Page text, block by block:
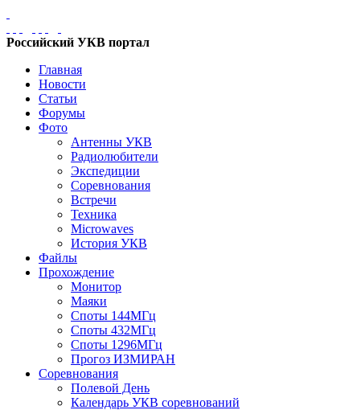
Российский УКВ портал
Главная
Новости
Статьи
Форумы
Фото
Антенны УКВ
Радиолюбители
Экспедиции
Соревнования
Встречи
Техника
Microwaves
История УКВ
Файлы
Прохождение
Монитор
Маяки
Споты 144МГц
Споты 432МГц
Споты 1296МГц
Прогоз ИЗМИРАН
Соревнования
Полевой День
Календарь УКВ соревнований